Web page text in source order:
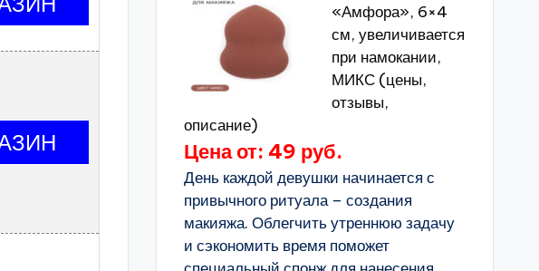
«Амфора», 6×4
см, увеличивается
при намокании,
МИКС (цены,
отзывы,
описание)
Цена от: 49 руб.
День каждой девушки начинается с
привычного ритуала – создания
макияжа. Облегчить утреннюю задачу
и сэкономить время поможет